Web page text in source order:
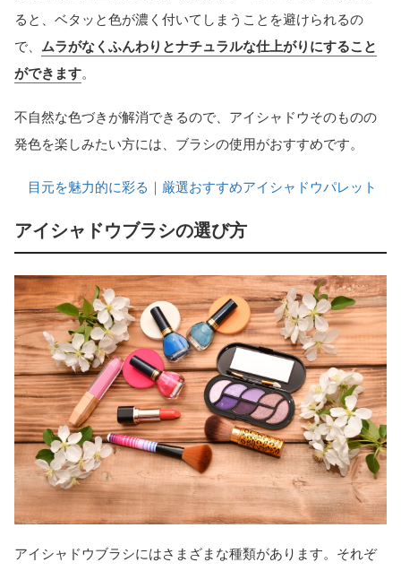
ると、ベタッと色が濃く付いてしまうことを避けられるの
で、 ムラがなくふんわりとナチュラルな仕上がりにすること
ができます。
不自然な色づきが解消できるので、アイシャドウそのものの
発色を楽しみたい方には、ブラシの使用がおすすめです。
目元を魅力的に彩る｜厳選おすすめアイシャドウパレット
アイシャドウブラシの選び方
アイシャドウブラシにはさまざまな種類があります。それぞ